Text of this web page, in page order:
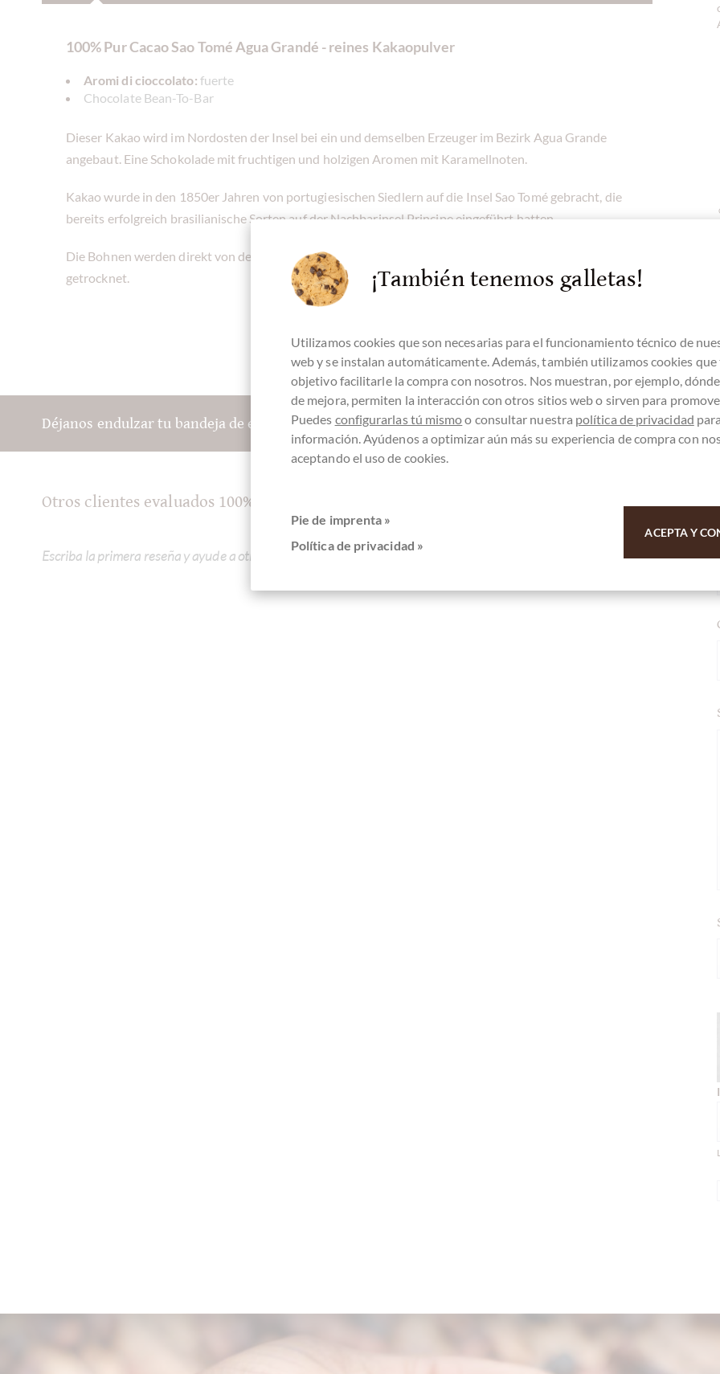
100% Pur Cacao Sao Tomé Agua Grandé - reines Kakaopulver
Aromi di cioccolato: fuerte
Chocolate Bean-To-Bar
Dieser Kakao wird im Nordosten der Insel bei ein und demselben Erzeuger im Bezirk Agua Grande
angebaut. Eine Schokolade mit fruchtigen und holzigen Aromen mit Karamellnoten.
Kakao wurde in den 1850er Jahren von portugiesischen Siedlern auf die Insel Sao Tomé gebracht, die
bereits erfolgreich brasilianische Sorten auf der Nachbarinsel Principe eingeführt hatten.
Die Bohnen werden direkt von den Kleinbauern gekauft und dann an einem Ort fermentiert und
getrocknet.
Déjanos endulzar tu bandeja de entrada:
Otros clientes evaluados 100% Pur Cacao Sao Tomé Agua Grandé - reines Kakaopulver
Escriba la primera reseña y ayude a otros clientes. Gracias por su apoyo.
¡También tenemos galletas!
Utilizamos cookies que son necesarias para el funcionamiento técnico de
web y se instalan automáticamente. Además, también utilizamos cookies
objetivo facilitarle la compra con nosotros. Nos muestran, por ejemplo,
de mejora, permiten la interacción con otros sitios web o sirven para
Puedes configurarlas tú mismoo consultar nuestra política de privacidad
información. Ayúdenos a optimizar aún más su experiencia de compra con
aceptando el uso de cookies.
Pie de imprenta »
Política de privacidad »
ACEPTA Y